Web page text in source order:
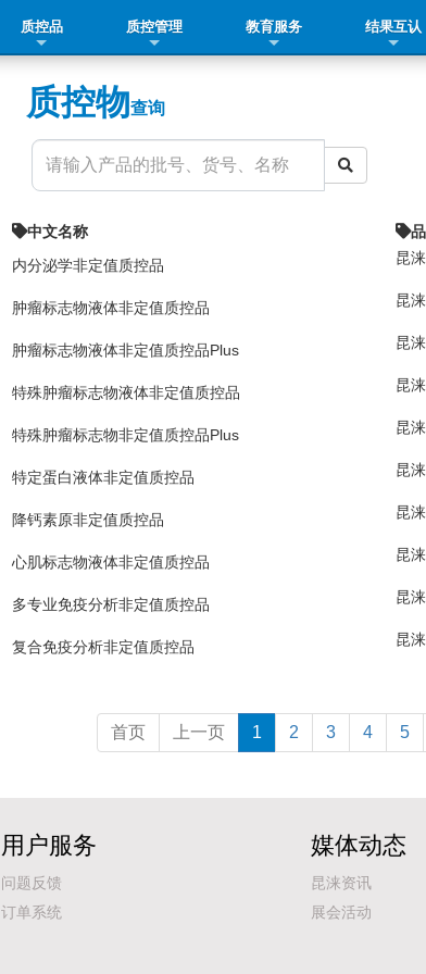
质控品 质控管理 教育服务 结果互认
质控物查询
中文名称
内分泌学非定值质控品 昆
肿瘤标志物液体非定值质控品 昆
肿瘤标志物液体非定值质控品Plus 昆
特殊肿瘤标志物液体非定值质控品 昆
特殊肿瘤标志物非定值质控品Plus 昆
特定蛋白液体非定值质控品 昆
降钙素原非定值质控品 昆
心肌标志物液体非定值质控品 昆
多专业免疫分析非定值质控品 昆
复合免疫分析非定值质控品 昆
首页 上一页 1 2 3 4 5
用户服务
问题反馈
订单系统
媒体动态
昆涞资讯
展会活动